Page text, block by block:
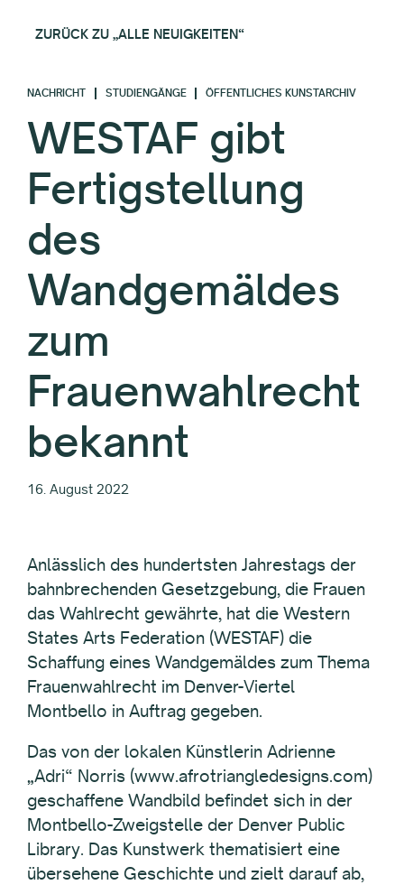
ZURÜCK ZU „ALLE NEUIGKEITEN“
NACHRICHT STUDIENGÄNGE ÖFFENTLICHES KUNSTARCHIV
WESTAF gibt
Fertigstellung
des
Wandgemäldes
zum
Frauenwahlrecht
bekannt
16. August 2022
Anlässlich des hundertsten Jahrestags der
bahnbrechenden Gesetzgebung, die Frauen
das Wahlrecht gewährte, hat die Western
States Arts Federation (WESTAF) die
Schaffung eines Wandgemäldes zum Thema
Frauenwahlrecht im Denver-Viertel
Montbello in Auftrag gegeben.
Das von der lokalen Künstlerin Adrienne
„Adri“ Norris (www.afrotriangledesigns.com)
geschaffene Wandbild befindet sich in der
Montbello-Zweigstelle der Denver Public
Library. Das Kunstwerk thematisiert eine
übersehene Geschichte und zielt darauf ab,